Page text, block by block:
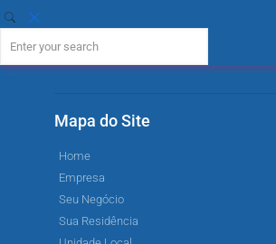
Mapa do Site
Home
Empresa
Seu Negócio
Sua Residência